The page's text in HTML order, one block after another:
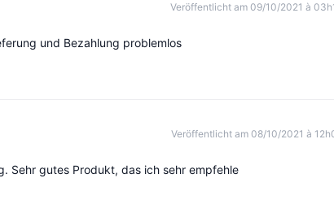
Veröffentlicht am 09/10/2021 à
und Bezahlung problemlos
Veröffentlicht am 08/10/2021 à
Sehr gutes Produkt, das ich sehr empfehle